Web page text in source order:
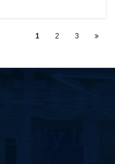
1 2 3